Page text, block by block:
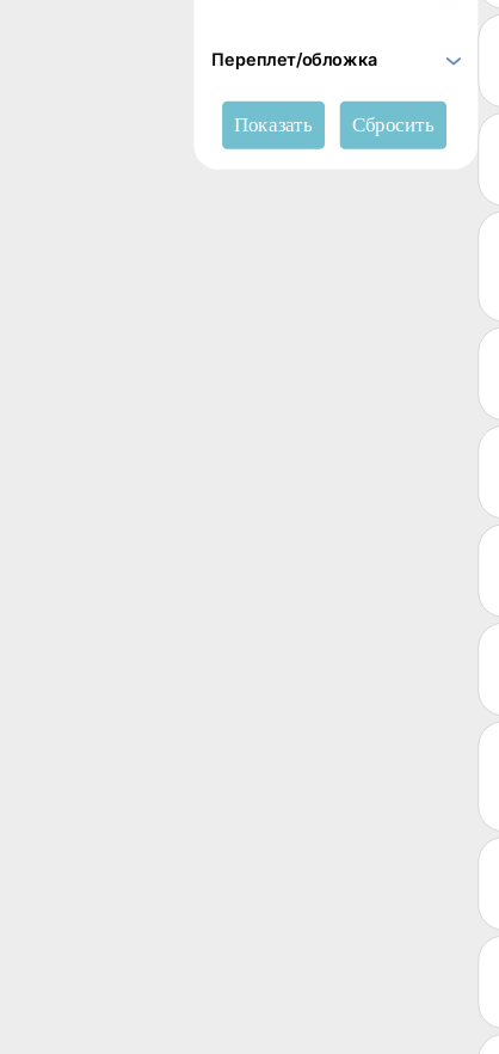
Переплет/обложка